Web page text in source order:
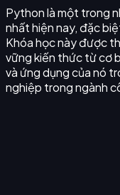
Python là một trong
nhất hiện nay, đặc
Khóa học này được
vững kiến thức từ cơ
và ứng dụng của nó
nghiệp trong ngành